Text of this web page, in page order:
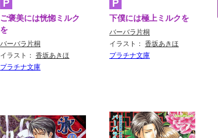
ご褒美には恍惚ミルク
を
バーバラ片桐
イラスト： 香坂あきほ
プラチナ文庫
下僕には極上ミルクを
バーバラ片桐
イラスト： 香坂あきほ
プラチナ文庫